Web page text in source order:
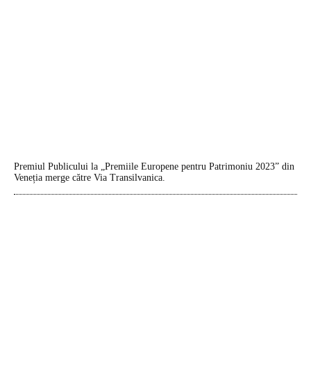
Premiul Publicului la „Premiile Europene pentru Patrimoniu 2023” din
Veneția merge către Via Transilvanica.